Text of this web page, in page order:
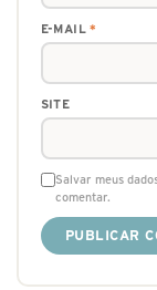
E-MAIL*
SITE
Salvar meus
comentar.